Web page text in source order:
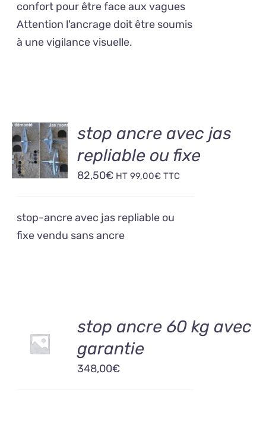
confort pour être face aux vagues
Attention l'ancrage doit être soumis
à une vigilance visuelle.
AJOUTER
AU
PANIER
/
DÉTAILS
stop ancre avec jas
repliable ou fixe
82,50€ HT99,00€ TTC
stop-ancre avec jas repliable ou
fixe vendu sans ancre
AU
PANIER
stop ancre 60 kg avec
garantie
348,00€